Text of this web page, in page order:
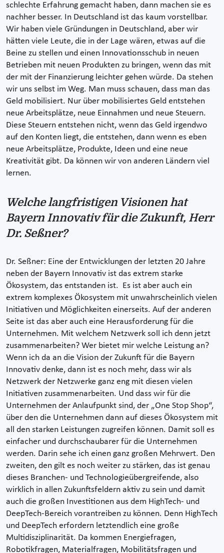
schlechte Erfahrung gemacht haben, dann machen sie es
nachher besser. In Deutschland ist das kaum vorstellbar.
Wir haben viele Gründungen in Deutschland, aber wir
hätten viele Leute, die in der Lage wären, etwas auf die
Beine zu stellen und einen Innovationsschub in neuen
Betrieben mit neuen Produkten zu bringen, wenn das mit
der mit der Finanzierung leichter gehen würde. Da stehen
wir uns selbst im Weg. Man muss schauen, dass man das
Geld mobilisiert. Nur über mobilisiertes Geld entstehen
neue Arbeitsplätze, neue Einnahmen und neue Steuern.
Diese Steuern entstehen nicht, wenn das Geld irgendwo
auf den Konten liegt, die entstehen, dann wenn es eben
neue Arbeitsplätze, Produkte, Ideen und eine neue
Kreativität gibt. Da können wir von anderen Ländern viel
lernen.
Welche langfristigen Visionen hat
Bayern Innovativ für die Zukunft, Herr
Dr. Seßner?
Dr. Seßner: Eine der Entwicklungen der letzten 20 Jahre
neben der Bayern Innovativ ist das extrem starke
Ökosystem, das entstanden ist. Es ist aber auch ein
extrem komplexes Ökosystem mit unwahrscheinlich vielen
Initiativen und Möglichkeiten einerseits. Auf der anderen
Seite ist das aber auch eine Herausforderung für die
Unternehmen. Mit welchem Netzwerk soll ich denn jetzt
zusammenarbeiten? Wer bietet mir welche Leistung an?
Wenn ich da an die Vision der Zukunft für die Bayern
Innovativ denke, dann ist es noch mehr, dass wir als
Netzwerk der Netzwerke ganz eng mit diesen vielen
Initiativen zusammenarbeiten. Und dass wir für die
Unternehmen der Anlaufpunkt sind, der „One Stop Shop“,
über den die Unternehmen dann auf dieses Ökosystem mit
all den starken Leistungen zugreifen können. Damit soll es
einfacher und durchschaubarer für die Unternehmen
werden. Darin sehe ich einen ganz großen Mehrwert. Den
zweiten, den gilt es noch weiter zu stärken, das ist genau
dieses Branchen- und Technologieübergreifende, also
wirklich in allen Zukunftsfeldern aktiv zu sein und damit
auch die großen Investitionen aus dem HighTech- und
DeepTech-Bereich vorantreiben zu können. Denn HighTech
und DeepTech erfordern letztendlich eine große
Multidisziplinarität. Da kommen Energiefragen,
Robotikfragen, Materialfragen, Mobilitätsfragen und